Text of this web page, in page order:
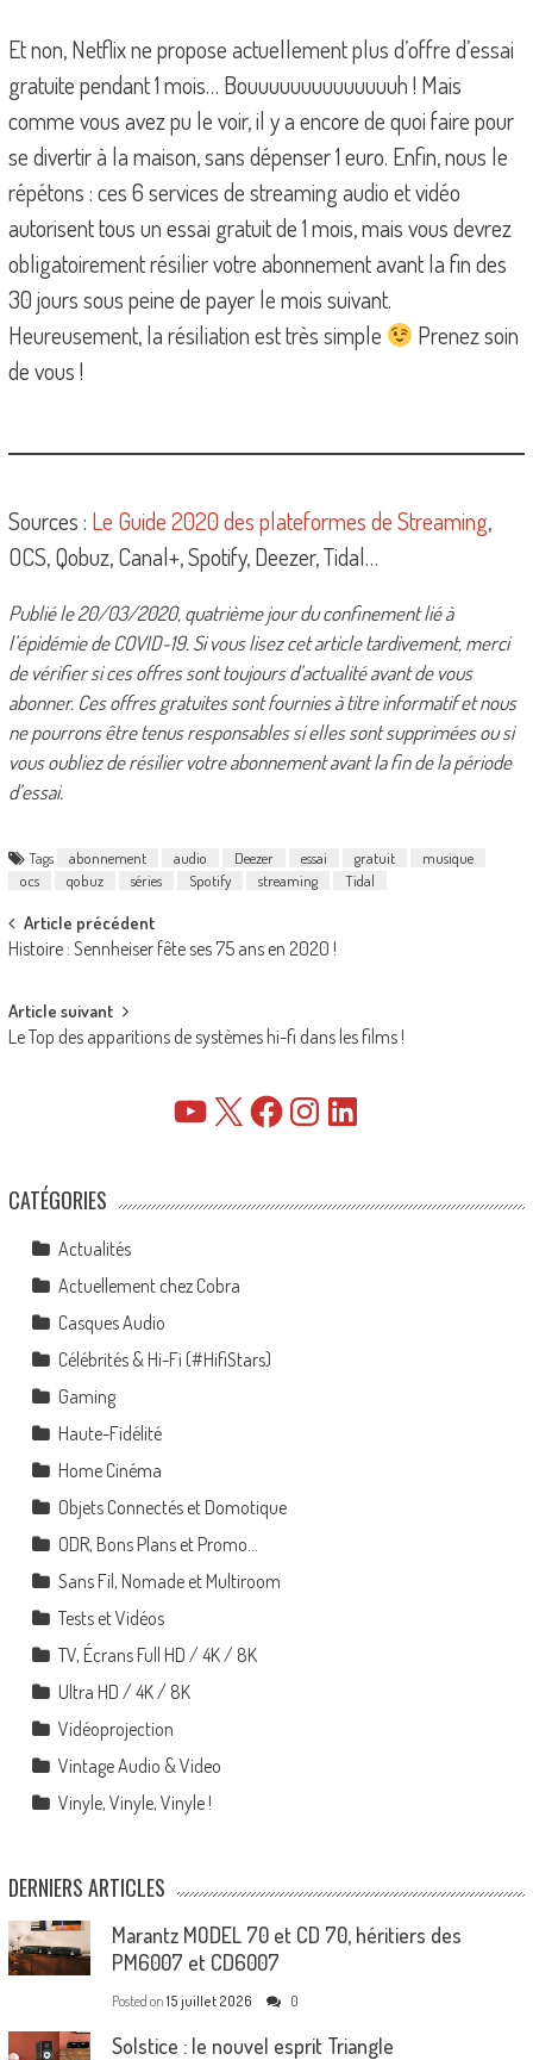
Et non, Netflix ne propose actuellement plus d’offre d’essai
gratuite pendant 1 mois… Bouuuuuuuuuuuuuuh ! Mais
comme vous avez pu le voir, il y a encore de quoi faire pour
se divertir à la maison, sans dépenser 1 euro. Enfin, nous le
répétons : ces 6 services de streaming audio et vidéo
autorisent tous un essai gratuit de 1 mois, mais vous devrez
obligatoirement résilier votre abonnement avant la fin des
30 jours sous peine de payer le mois suivant.
Heureusement, la résiliation est très simple
Prenez soin
de vous !
Sources : Le Guide 2020 des plateformes de Streaming,
OCS, Qobuz, Canal+, Spotify, Deezer, Tidal…
Publié le 20/03/2020, quatrième jour du confinement lié à
l’épidémie de COVID-19. Si vous lisez cet article tardivement, merci
de vérifier si ces offres sont toujours d’actualité avant de vous
abonner. Ces offres gratuites sont fournies à titre informatif et nous
ne pourrons être tenus responsables si elles sont supprimées ou si
vous oubliez de résilier votre abonnement avant la fin de la période
d’essai.
Tags abonnement audio Deezer essai gratuit
musique
ocs
qobuz séries Spotify streaming Tidal
Post
navigation
Article précédent
Histoire : Sennheiser fête ses 75 ans en 2020 !
Article suivant
Le Top des apparitions de systèmes hi-fi dans les films !
YouTube FacebookInstagramLinkedIn
CATÉGORIES
Actualités
Actuellement chez Cobra
Casques Audio
Célébrités & Hi-Fi (#HifiStars)
Gaming
Haute-Fidélité
Home Cinéma
Objets Connectés et Domotique
ODR, Bons Plans et Promo…
Sans Fil, Nomade et Multiroom
Tests et Vidéos
TV, Écrans Full HD / 4K / 8K
Ultra HD / 4K / 8K
Vidéoprojection
Vintage Audio & Video
Vinyle, Vinyle, Vinyle !
DERNIERS ARTICLES
Marantz MODEL 70 et CD 70, héritiers des
PM6007 et CD6007
Posted on 15 juillet 2026 0
Solstice : le nouvel esprit Triangle